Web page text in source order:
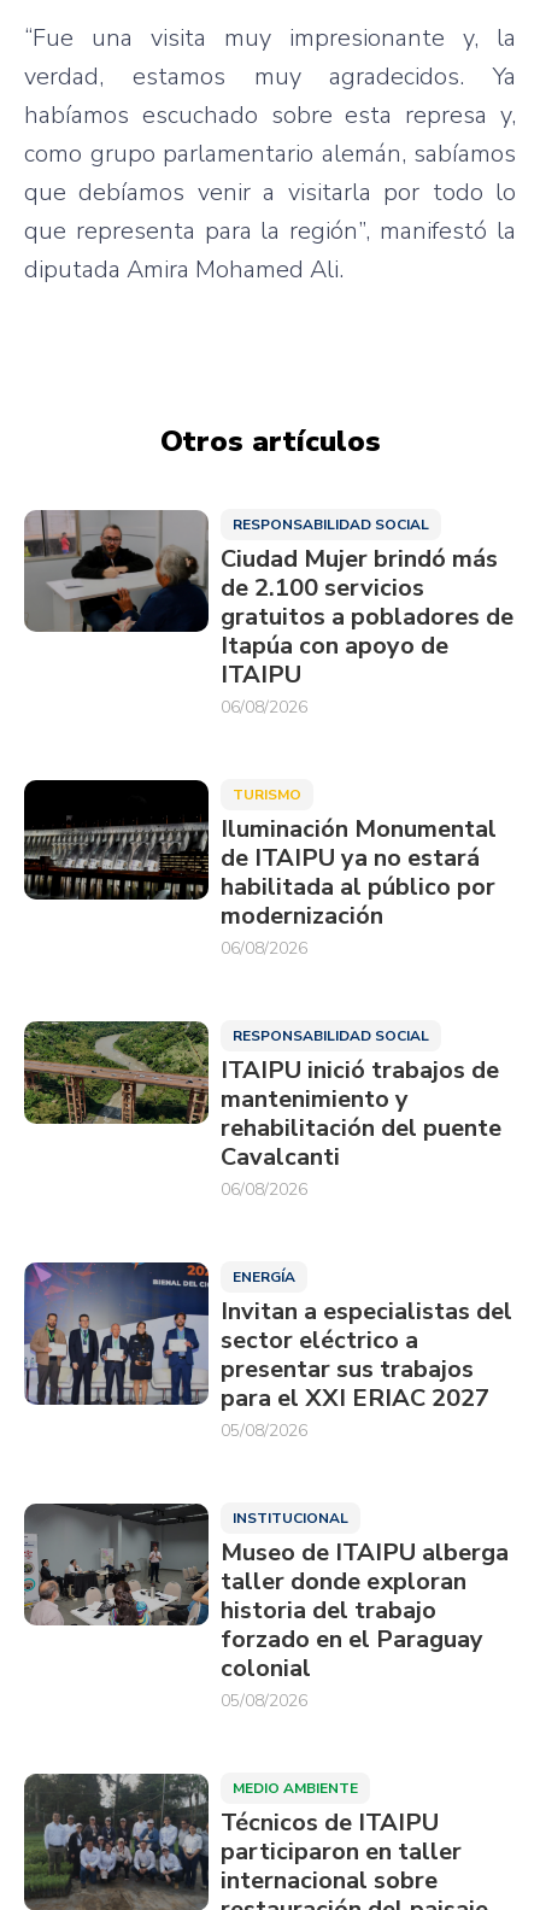
“Fue una visita muy impresionante y, la
verdad, estamos muy agradecidos. Ya
habíamos escuchado sobre esta represa y,
como grupo parlamentario alemán, sabíamos
que debíamos venir a visitarla por todo lo
que representa para la región”, manifestó la
diputada Amira Mohamed Ali.
Otros artículos
RESPONSABILIDAD SOCIAL
Ciudad Mujer brindó más
de 2.100 servicios
gratuitos a pobladores de
Itapúa con apoyo de
ITAIPU
06/08/2026
TURISMO
Iluminación Monumental
de ITAIPU ya no estará
habilitada al público por
modernización
06/08/2026
RESPONSABILIDAD SOCIAL
ITAIPU inició trabajos de
mantenimiento y
rehabilitación del puente
Cavalcanti
06/08/2026
ENERGÍA
Invitan a especialistas del
sector eléctrico a
presentar sus trabajos
para el XXI ERIAC 2027
05/08/2026
INSTITUCIONAL
Museo de ITAIPU alberga
taller donde exploran
historia del trabajo
forzado en el Paraguay
colonial
05/08/2026
MEDIO AMBIENTE
Técnicos de ITAIPU
participaron en taller
internacional sobre